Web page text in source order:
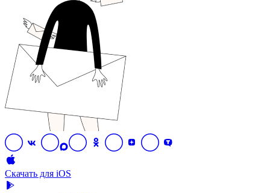
Скачать для iOS